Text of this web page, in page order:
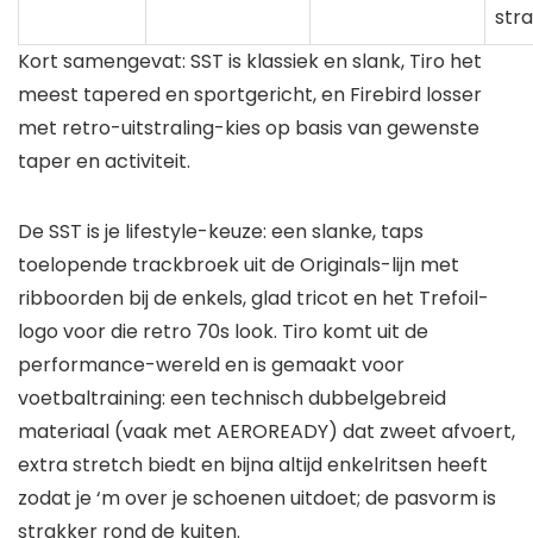
Kort samengevat: SST is klassiek en slank, Tiro het
meest tapered en sportgericht, en Firebird losser
met retro-uitstraling-kies op basis van gewenste
taper en activiteit.
De SST is je lifestyle-keuze: een slanke, taps
toelopende trackbroek uit de Originals-lijn met
ribboorden bij de enkels, glad tricot en het Trefoil-
logo voor die retro 70s look. Tiro komt uit de
performance-wereld en is gemaakt voor
voetbaltraining: een technisch dubbelgebreid
materiaal (vaak met AEROREADY) dat zweet afvoert,
extra stretch biedt en bijna altijd enkelritsen heeft
zodat je ‘m over je schoenen uitdoet; de pasvorm is
strakker rond de kuiten.